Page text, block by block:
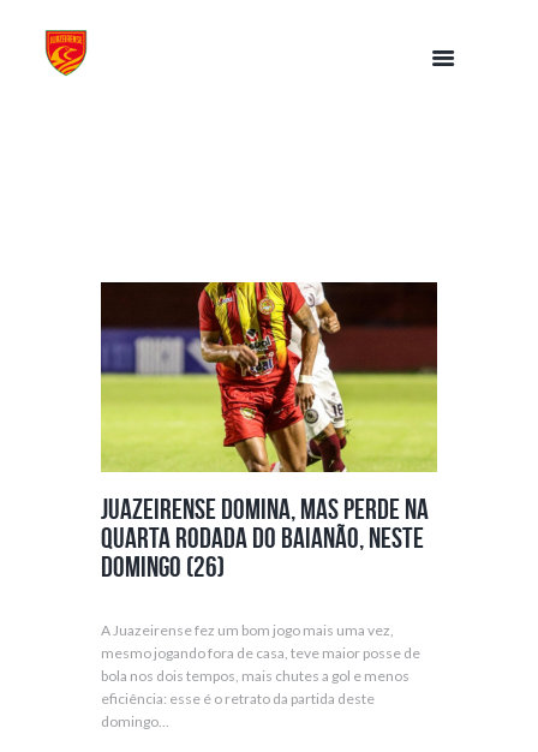
Juazeirense domina, mas perde na
quarta rodada do baianão, neste
domingo (26)
A Juazeirense fez um bom jogo mais uma vez,
mesmo jogando fora de casa, teve maior posse de
bola nos dois tempos, mais chutes a gol e menos
eficiência: esse é o retrato da partida deste
domingo...